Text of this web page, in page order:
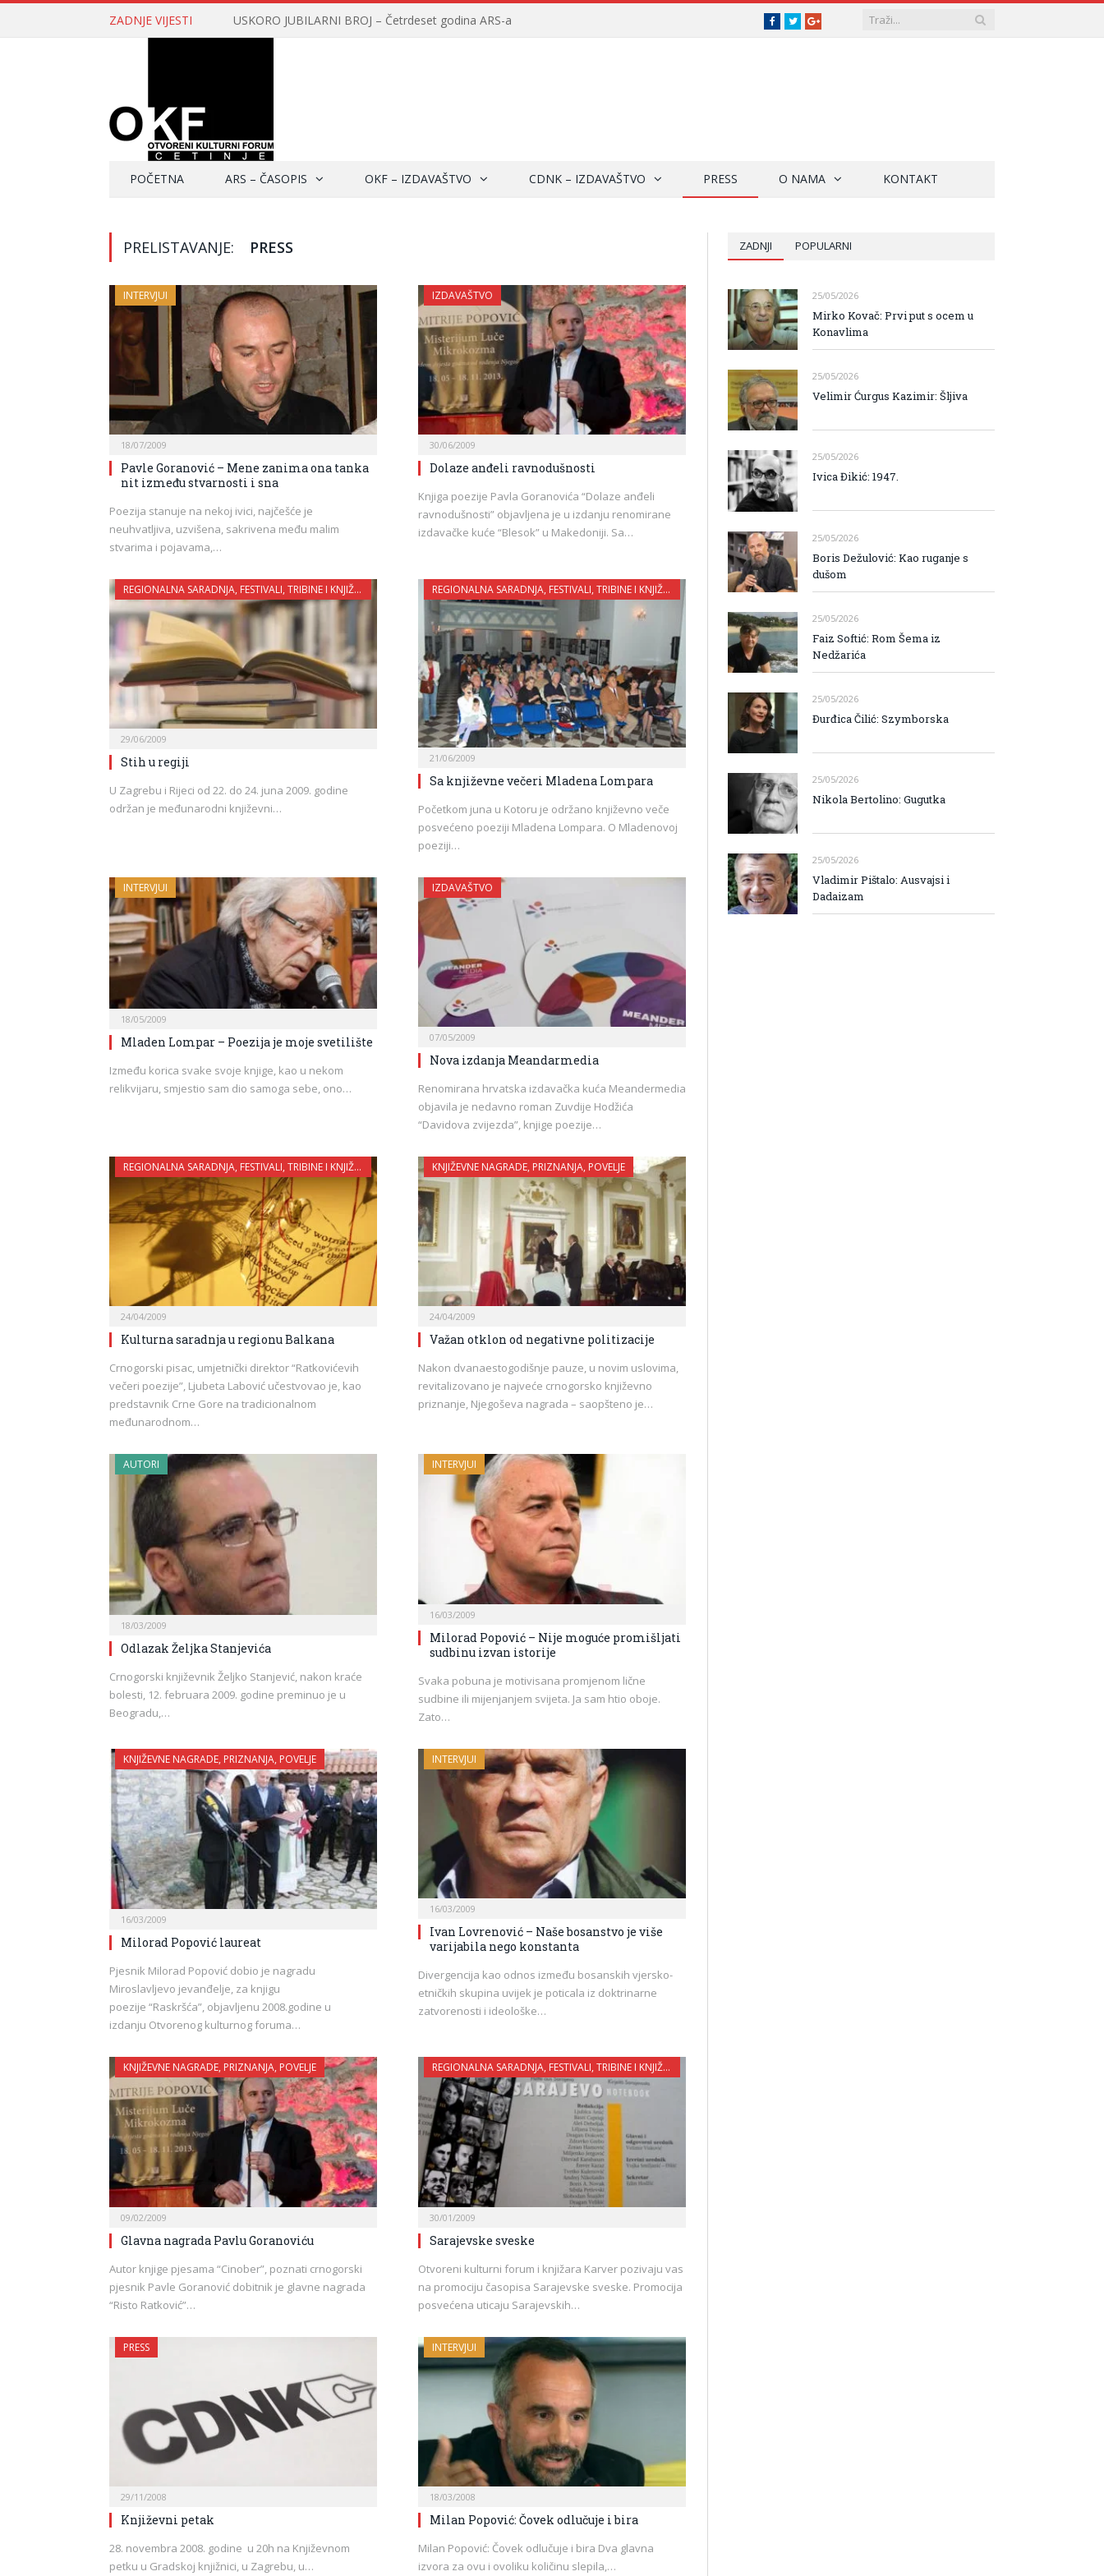
ZADNJE VIJESTI USKORO JUBILARNI BROJ – Četrdeset godina ARS-a Facebook
TwitterGoogle+
POČETNA ARS – ČASOPIS OKF – IZDAVAŠTVO CDNK – IZDAVAŠTVO PRESS O NAMA KONTAKT
PRELISTAVANJE: PRESS
INTERVJUI
18/07/2009
Pavle Goranović – Mene zanima ona tanka
nit između stvarnosti i sna
Poezija stanuje na nekoj ivici, najčešće je
neuhvatljiva, uzvišena, sakrivena među malim
stvarima i pojavama,…
IZDAVAŠTVO
30/06/2009
Dolaze anđeli ravnodušnosti
Knjiga poezije Pavla Goranovića “Dolaze anđeli
ravnodušnosti” objavljena je u izdanju renomirane
izdavačke kuće “Blesok” u Makedoniji. Sa…
REGIONALNA SARADNJA, FESTIVALI, TRIBINE I KNJIŽEVNE VEČERI
29/06/2009
Stih u regiji
U Zagrebu i Rijeci od 22. do 24. juna 2009. godine
održan je međunarodni književni…
REGIONALNA SARADNJA, FESTIVALI, TRIBINE I KNJIŽEVNE VEČERI
21/06/2009
Sa književne večeri Mladena Lompara
Početkom juna u Kotoru je održano književno veče
posvećeno poeziji Mladena Lompara. O Mladenovoj
poeziji…
INTERVJUI
18/05/2009
Mladen Lompar – Poezija je moje svetilište
Između korica svake svoje knjige, kao u nekom
relikvijaru, smjestio sam dio samoga sebe, ono…
IZDAVAŠTVO
07/05/2009
Nova izdanja Meandarmedia
Renomirana hrvatska izdavačka kuća Meandermedia
objavila je nedavno roman Zuvdije Hodžića
“Davidova zvijezda”, knjige poezije…
REGIONALNA SARADNJA, FESTIVALI, TRIBINE I KNJIŽEVNE VEČERI
24/04/2009
Kulturna saradnja u regionu Balkana
Crnogorski pisac, umjetnički direktor “Ratkovićevih
večeri poezije”, Ljubeta Labović učestvovao je, kao
predstavnik Crne Gore na tradicionalnom
međunarodnom…
KNJIŽEVNE NAGRADE, PRIZNANJA, POVELJE
24/04/2009
Važan otklon od negativne politizacije
Nakon dvanaestogodišnje pauze, u novim uslovima,
revitalizovano je najveće crnogorsko književno
priznanje, Njegoševa nagrada – saopšteno je…
AUTORI
18/03/2009
Odlazak Željka Stanjevića
Crnogorski književnik Željko Stanjević, nakon kraće
bolesti, 12. februara 2009. godine preminuo je u
Beogradu,…
INTERVJUI
16/03/2009
Milorad Popović – Nije moguće promišljati
sudbinu izvan istorije
Svaka pobuna je motivisana promjenom lične
sudbine ili mijenjanjem svijeta. Ja sam htio oboje.
Zato…
KNJIŽEVNE NAGRADE, PRIZNANJA, POVELJE
16/03/2009
Milorad Popović laureat
Pjesnik Milorad Popović dobio je nagradu
Miroslavljevo jevanđelje, za knjigu
poezije “Raskršća”, objavljenu 2008.godine u
izdanju Otvorenog kulturnog foruma…
INTERVJUI
16/03/2009
Ivan Lovrenović – Naše bosanstvo je više
varijabila nego konstanta
Divergencija kao odnos između bosanskih vjersko-
etničkih skupina uvijek je poticala iz doktrinarne
zatvorenosti i ideološke…
KNJIŽEVNE NAGRADE, PRIZNANJA, POVELJE
09/02/2009
Glavna nagrada Pavlu Goranoviću
Autor knjige pjesama “Cinober”, poznati crnogorski
pjesnik Pavle Goranović dobitnik je glavne nagrada
“Risto Ratković”…
REGIONALNA SARADNJA, FESTIVALI, TRIBINE I KNJIŽEVNE VEČERI
30/01/2009
Sarajevske sveske
Otvoreni kulturni forum i knjižara Karver pozivaju vas
na promociju časopisa Sarajevske sveske. Promocija
posvećena uticaju Sarajevskih…
PRESS
29/11/2008
Književni petak
28. novembra 2008. godine u 20h na Književnom
petku u Gradskoj knjižnici, u Zagrebu, u…
INTERVJUI
18/03/2008
Milan Popović: Čovek odlučuje i bira
Milan Popović: Čovek odlučuje i bira Dva glavna
izvora za ovu i ovoliku količinu slepila,…
ZADNJI POPULARNI
25/05/2026
Mirko Kovač: Prvi put s ocem u
Konavlima
25/05/2026
Velimir Ćurgus Kazimir: Šljiva
25/05/2026
Ivica Đikić: 1947.
25/05/2026
Boris Dežulović: Kao ruganje s
dušom
25/05/2026
Faiz Softić: Rom Šema iz
Nedžarića
25/05/2026
Đurđica Čilić: Szymborska
25/05/2026
Nikola Bertolino: Gugutka
25/05/2026
Vladimir Pištalo: Ausvajsi i
Dadaizam